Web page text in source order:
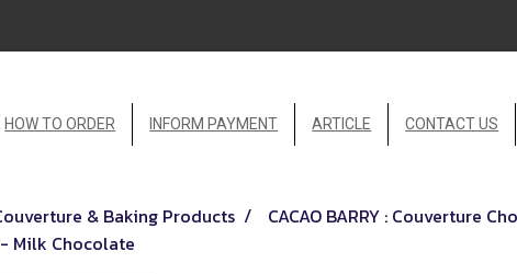
HOW TO ORDER INFORM PAYMENT ARTICLE CONTACT US
& Baking Products
CACAO BARRY : Couverture
- Milk Chocolate